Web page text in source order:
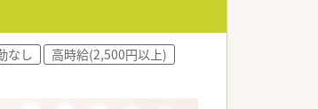
なし
高時給(2,500円以上)